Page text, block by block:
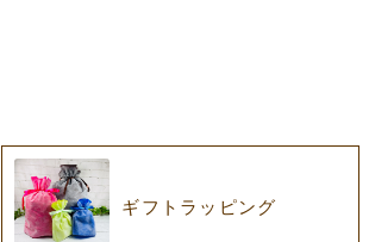
ギフトラッピング